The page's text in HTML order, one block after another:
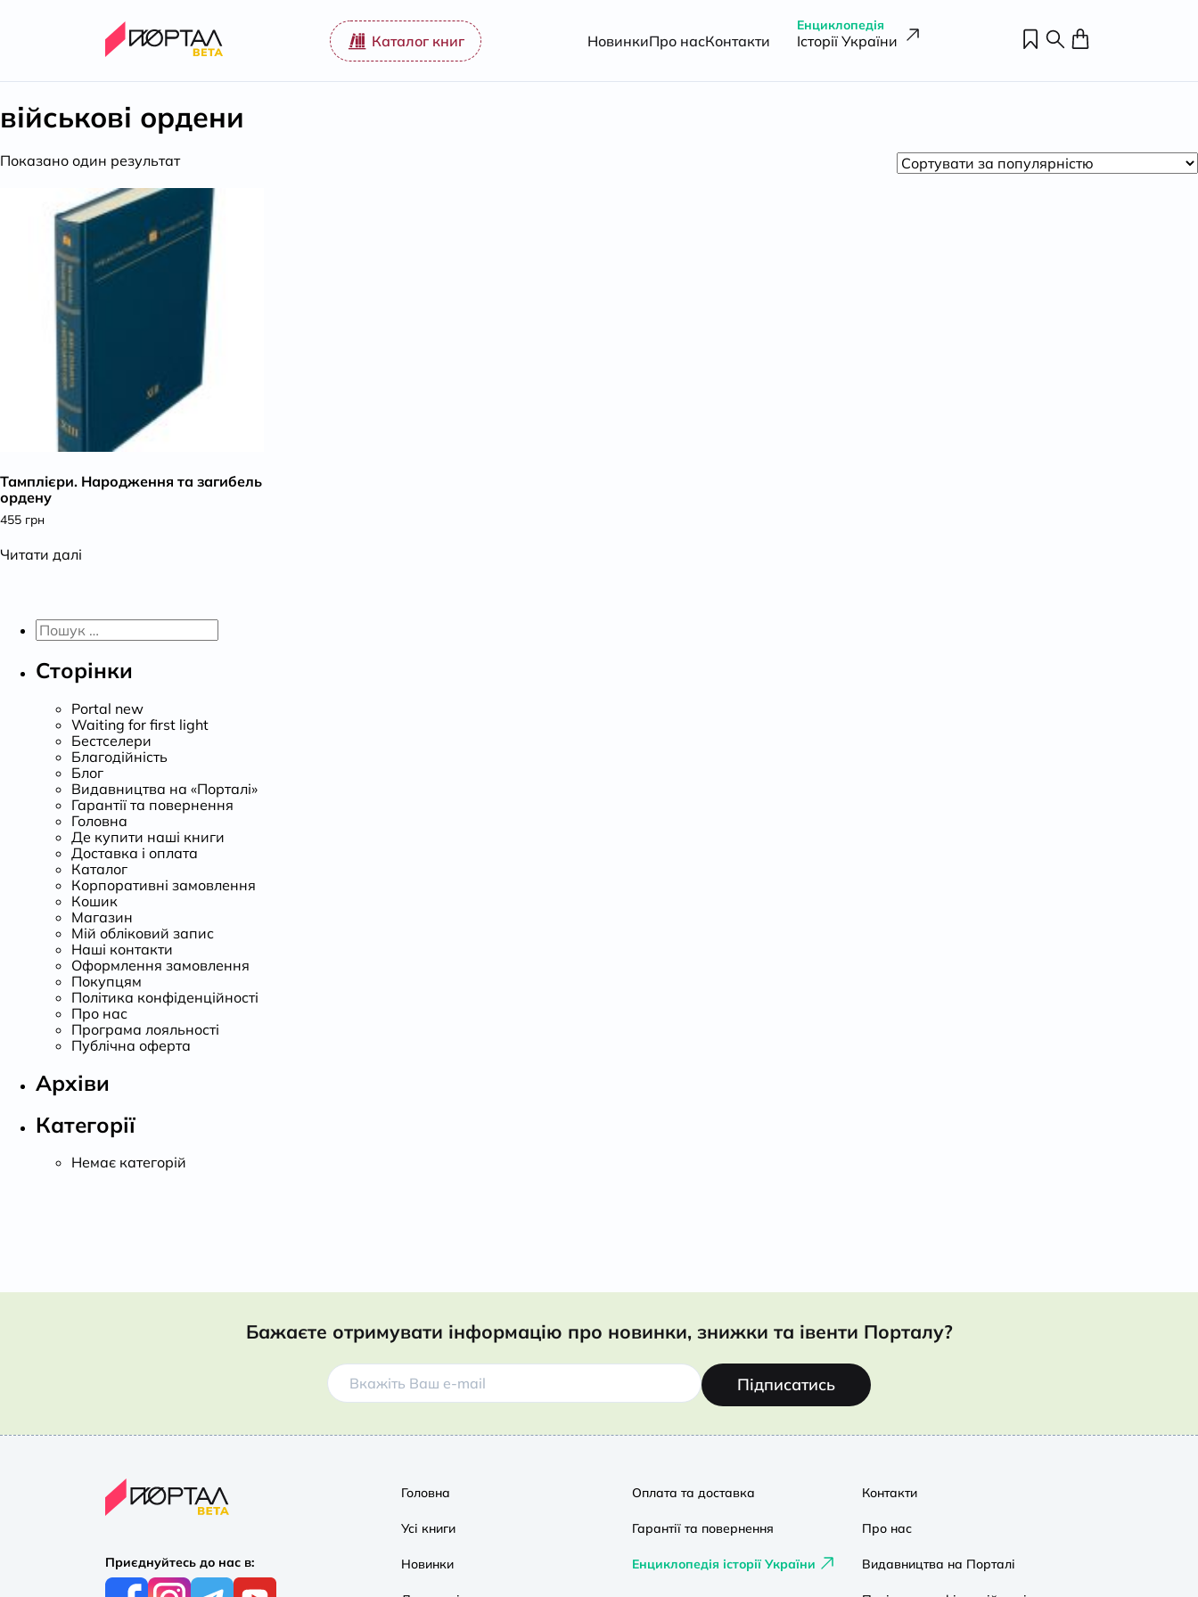
Каталог книг НовинкиПро насКонтакти
Енциклопедія
Історії України
військові ордени
Показано один результат
Тамплієри. Народження та загибель
ордену
455 грн
Читати далі
Пошук:
Сторінки
Portal new
Waiting for first light
Бестселери
Благодійність
Блог
Видавництва на «Порталі»
Гарантії та повернення
Головна
Де купити наші книги
Доставка і оплата
Каталог
Корпоративні замовлення
Кошик
Магазин
Мій обліковий запис
Наші контакти
Оформлення замовлення
Покупцям
Політика конфіденційності
Про нас
Програма лояльності
Публічна оферта
Архіви
Категорії
Немає категорій
Бажаєте отримувати інформацію про новинки, знижки та івенти Порталу?
Підписатись
Приєднуйтесь до нас в:
Головна
Усі книги
Новинки
Оплата та доставка
Гарантії та повернення
Енциклопедія історії України
Контакти
Про нас
Видавництва на Порталі